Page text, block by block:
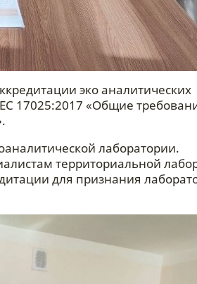
эко аналитических
17025:2017 «Общие
лаборатории.
территориальной
для признания